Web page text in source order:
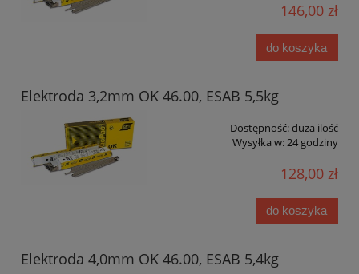
146,00 zł
do koszyka
Elektroda 3,2mm OK 46.00, ESAB 5,5kg
Dostępność:duża ilość
Wysyłka w: 24 godziny
128,00 zł
do koszyka
Elektroda 4,0mm OK 46.00, ESAB 5,4kg